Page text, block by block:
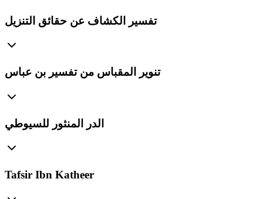
تفسير الكشاف عن حقائق التنزيل
تنوير المقباس من تفسير بن عباس
الدر المنثور للسيوطي
Tafsir Ibn Katheer